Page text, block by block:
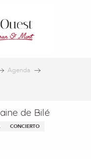
Agenda
de Bilé
CONCIERTO